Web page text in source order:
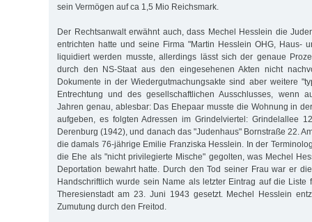
sein Vermögen auf ca 1,5 Mio Reichsmark.
Der Rechtsanwalt erwähnt auch, dass Mechel Hesslein die
entrichten hatte und seine Firma "Martin Hesslein OHG, Haus-
liquidiert werden musste, allerdings lässt sich der genaue
durch den NS-Staat aus den eingesehenen Akten nicht
Dokumente in der Wiedergutmachungsakte sind aber weitere
Entrechtung und des gesellschaftlichen Ausschlusses, wenn
Jahren genau, ablesbar: Das Ehepaar musste die Wohnung in
aufgeben, es folgten Adressen im Grindelviertel: Grindelallee
Derenburg (1942), und danach das "Judenhaus" Bornstraße 22.
die damals 76-jährige Emilie Franziska Hesslein. In der
die Ehe als "nicht privilegierte Mische" gegolten, was Mechel
Deportation bewahrt hatte. Durch den Tod seiner Frau war er
Handschriftlich wurde sein Name als letzter Eintrag auf die Liste
Theresienstadt am 23. Juni 1943 gesetzt. Mechel Hesslein
Zumutung durch den Freitod.